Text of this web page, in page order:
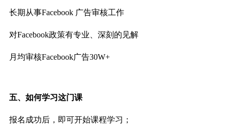
长期从事Facebook 广告审核工作
对Facebook政策有专业、深刻的见解
月均审核Facebook广告30W+
五、如何学习这门课
报名成功后，即可开始课程学习；